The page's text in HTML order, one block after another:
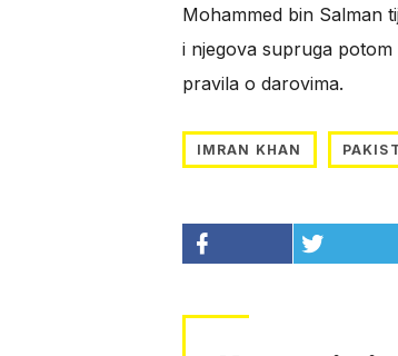
Mohammed bin Salman
i njegova supruga
pravila o darovima.
IMRAN KHAN